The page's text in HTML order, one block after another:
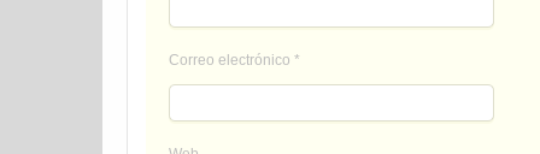
Correo electrónico *